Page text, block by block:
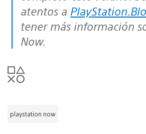
atentos a
tener más información
Now.
playstation now